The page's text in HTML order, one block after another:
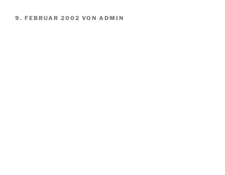
VERÖFFENTLICHT
9. FEBRUAR 2002 VON ADMIN